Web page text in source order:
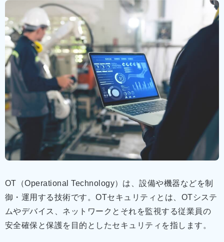
OT（Operational Technology）は、設備や機器などを制
御・運用する技術です。OTセキュリティとは、OTシステ
ムやデバイス、ネットワークとそれを監視する従業員の
安全確保と保護を目的としたセキュリティを指します。